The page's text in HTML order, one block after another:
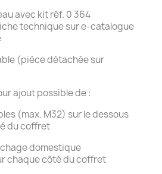
avec kit réf. 0 364
technique sur e-catalogue
(pièce détachée sur
ajout possible de :
(max. M32) sur le dessous
du coffret
domestique
chaque côté du coffret